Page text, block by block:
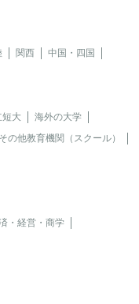
関西
中国・四国
短大
海外の大学
その他教育機関（スクール）
・経営・商学